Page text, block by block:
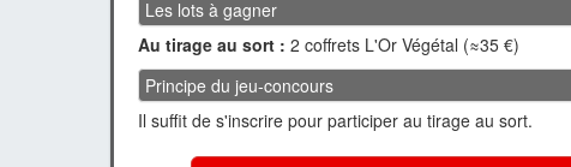
Les lots à gagner
Au tirage au sort : 2 coffrets L'Or Végétal (≈35 €)
Principe du jeu-concours
Il suffit de s'inscrire pour participer au tirage au sort.